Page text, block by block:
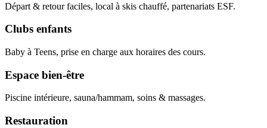
Départ & retour faciles, local à skis chauffé, partenariats ESF.
Clubs enfants
Baby à Teens, prise en charge aux horaires des cours.
Espace bien-être
Piscine intérieure, sauna/hammam, soins & massages.
Restauration